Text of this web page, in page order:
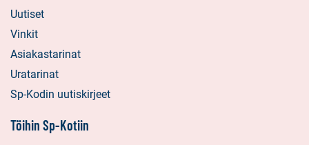
Uutiset
Vinkit
Asiakastarinat
Uratarinat
Sp-Kodin uutiskirjeet
Töihin Sp-Kotiin